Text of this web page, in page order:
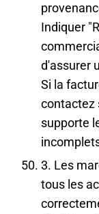
Indiquer
d'assurer
Si la
contactez
supporte
3. Les
tous les